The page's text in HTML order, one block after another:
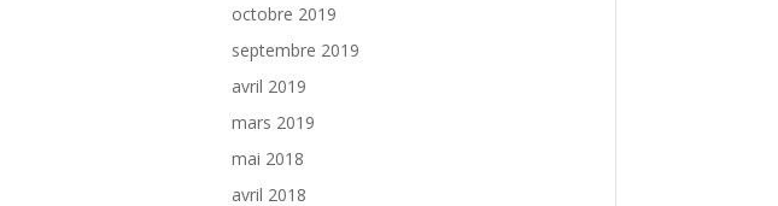
octobre 2019
septembre 2019
avril 2019
mars 2019
mai 2018
avril 2018